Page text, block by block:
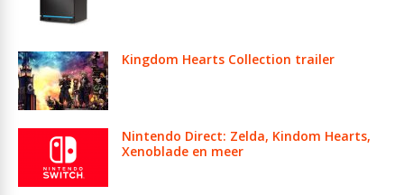
Kingdom Hearts Collection trailer
Nintendo Direct: Zelda, Kindom Hearts,
Xenoblade en meer